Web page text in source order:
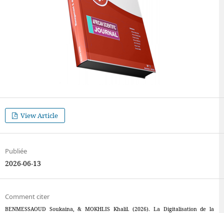
View Article
Publiée
2026-06-13
Comment citer
BENMESSAOUD Soukaina, & MOKHLIS Khalil. (2026). La Digitalisation de la